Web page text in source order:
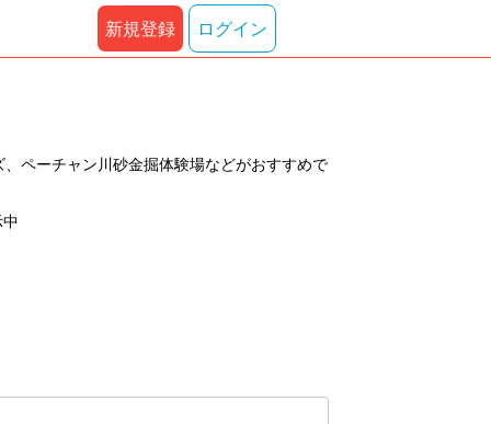
ペーチャン川砂金掘体験場などがおすすめで
新規登録 ログイン